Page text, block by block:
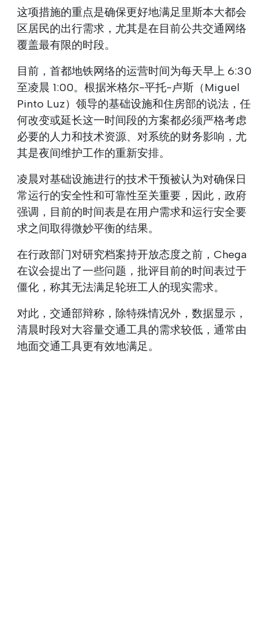
这项措施的重点是确保更好地满足里斯本大都会
区居民的出行需求，尤其是在目前公共交通网络
覆盖最有限的时段。
目前，首都地铁网络的运营时间为每天早上 6:30
至凌晨 1:00。根据米格尔-平托-卢斯（Miguel
Pinto Luz）领导的基础设施和住房部的说法，任
何改变或延长这一时间段的方案都必须严格考虑
必要的人力和技术资源、对系统的财务影响，尤
其是夜间维护工作的重新安排。
凌晨对基础设施进行的技术干预被认为对确保日
常运行的安全性和可靠性至关重要，因此，政府
强调，目前的时间表是在用户需求和运行安全要
求之间取得微妙平衡的结果。
在行政部门对研究档案持开放态度之前，Chega
在议会提出了一些问题，批评目前的时间表过于
僵化，称其无法满足轮班工人的现实需求。
对此，交通部辩称，除特殊情况外，数据显示，
清晨时段对大容量交通工具的需求较低，通常由
地面交通工具更有效地满足。